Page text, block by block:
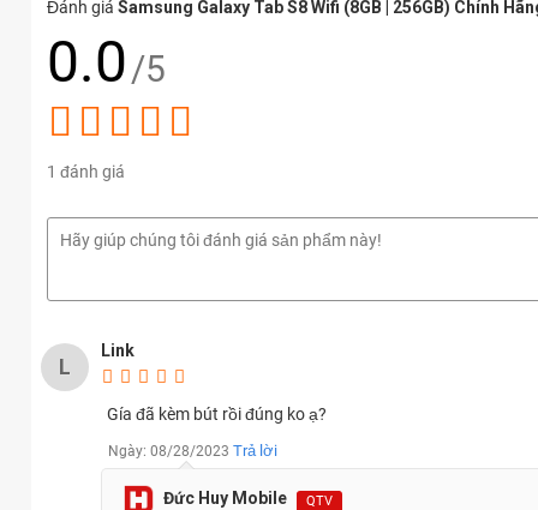
Đánh giá Samsung Galaxy Tab S8 Wifi (8GB | 256GB) Chính
0.0/5
1 đánh giá
L
Link
Gía đã kèm bút rồi đúng ko ạ?
Ngày: 08/28/2023 Trả lời
Đức Huy Mobile QTV